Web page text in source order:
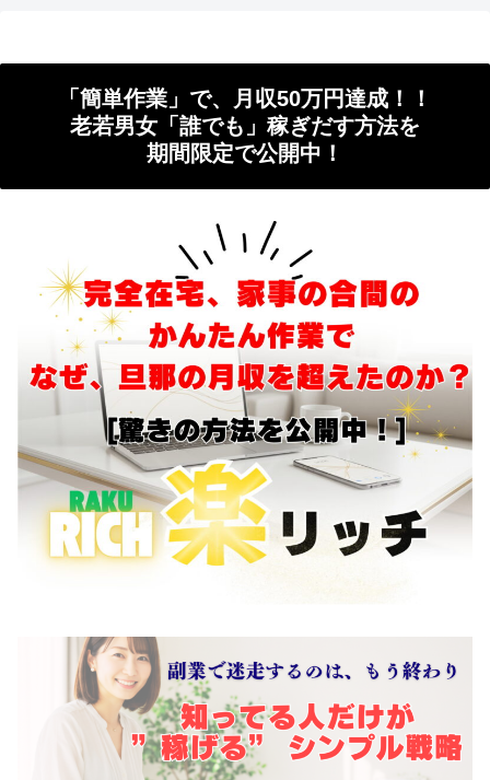
「簡単作業」で、月収50万円達成！！
老若男女「誰でも」稼ぎだす方法を
期間限定で公開中！